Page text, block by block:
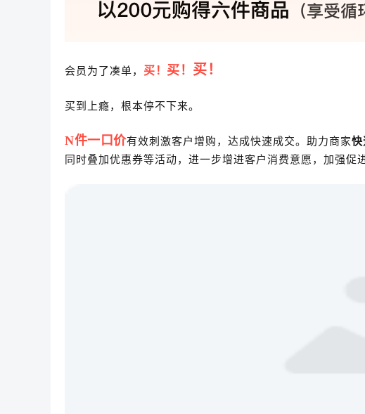
会员为了凑单， 买！ 买！ 买！
买到上瘾，根本停不下来。
N件一口价有效刺激客户增购，达成快速成交。助力商家快
同时叠加优惠券等活动，进一步增进客户消费意愿，加强促